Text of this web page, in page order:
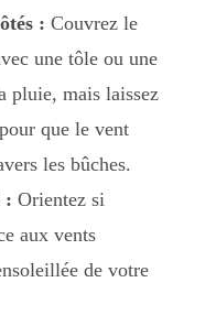
: Couvrez le
une tôle ou une
pluie, mais laissez
que le vent
les bûches.
: Orientez si
aux vents
de votre